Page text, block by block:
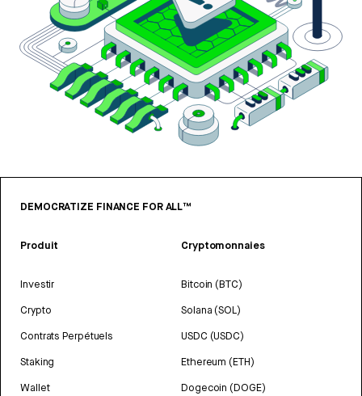
DEMOCRATIZE FINANCE FOR ALL™
Produit
Investir
Crypto
Contrats Perpétuels
Staking
Wallet
Cryptomonnaies
Bitcoin (BTC)
Solana (SOL)
USDC (USDC)
Ethereum (ETH)
Dogecoin (DOGE)